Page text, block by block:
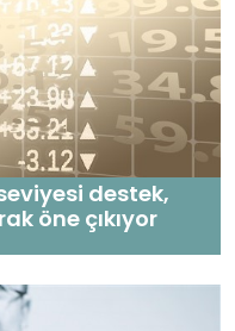
destek,
öne çıkıyor